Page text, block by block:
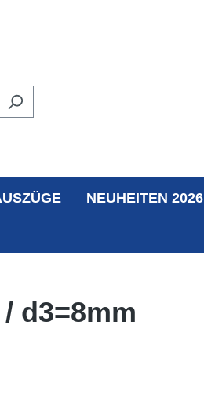
NEUHEITEN 2026
d3=8mm